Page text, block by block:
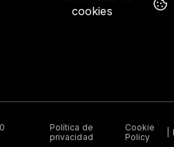
cookies
Política de
privacidad
Cookie
Policy